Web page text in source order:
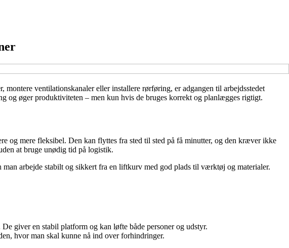
ventilationskanaler eller installere rørføring, er adgangen til arbejdsstedet
og øger produktiviteten – men kun hvis de bruges korrekt og planlægges rigtigt.
og mere fleksibel. Den kan flyttes fra sted til sted på få minutter, og den kræver ikke
at bruge unødig tid på logistik.
arbejde stabilt og sikkert fra en liftkurv med god plads til værktøj og materialer.
giver en stabil platform og kan løfte både personer og udstyr.
hvor man skal kunne nå ind over forhindringer.